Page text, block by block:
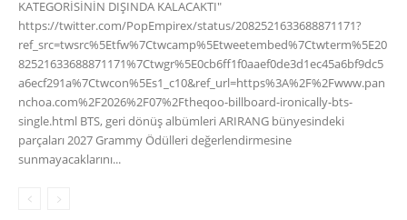
KATEGORİSİNİN DIŞINDA KALACAKTI"
https://twitter.com/PopEmpirex/status/2082521633688871171?
ref_src=twsrc%5Etfw%7Ctwcamp%5Etweetembed%7Ctwterm%5E20
82521633688871171%7Ctwgr%5E0cb6ff1f0aaef0de3d1ec45a6bf9dc5
a6ecf291a%7Ctwcon%5Es1_c10&ref_url=https%3A%2F%2Fwww.pan
nchoa.com%2F2026%2F07%2Ftheqoo-billboard-ironically-bts-
single.html BTS, geri dönüş albümleri ARIRANG bünyesindeki
parçaları 2027 Grammy Ödülleri değerlendirmesine
sunmayacaklarını...